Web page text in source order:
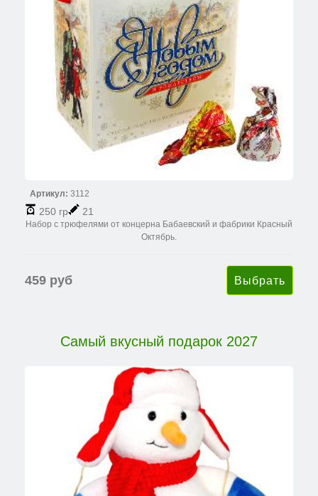
Артикул: 3112
250 гр 21
Набор с трюфелями от концерна Бабаевский и фабрики Красный
Октябрь.
459 руб
Самый вкусный подарок 2027